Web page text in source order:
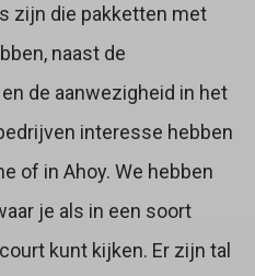
zijn die pakketten met
naast de
de aanwezigheid in het
interesse hebben
of in Ahoy. We hebben
je als in een soort
kunt kijken. Er zijn tal